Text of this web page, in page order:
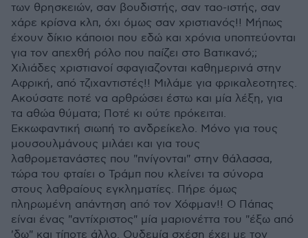
των θρησκειών, σαν βουδιστής, σαν ταο-ιστής, σαν
χάρε κρίσνα κλπ, όχι όμως σαν χριστιανός!! Μήπως
έχουν δίκιο κάποιοι που εδώ και χρόνια υποπτεύονται
για τον απεχθή ρόλο που παίζει στο Βατικανό;;
Χιλιάδες χριστιανοί σφαγιαζονται καθημερινά στην
Αφρική, από τζιχαντιστές!! Μιλάμε για φρικαλεοτητες.
Ακούσατε ποτέ να αρθρώσει έστω και μία λέξη, για
τα αθώα θύματα; Ποτέ κι ούτε πρόκειται.
Εκκωφαντική σιωπή το ανδρείκελο. Μόνο για τους
μουσουλμάνους μιλάει και για τους
λαθρομετανάστες που "πνίγονται" στην θάλασσα,
τώρα του φταίει ο Τράμπ που κλείνει τα σύνορα
στους λαθραίους εγκληματίες. Πήρε όμως
πληρωμένη απάντηση από τον Χόφμαν!! Ο Πάπας
είναι ένας "αντίχριστος" μία μαριονέττα του "έξω από
'δω" και τίποτε άλλο. Ουδεμία σχέση έχει με τον